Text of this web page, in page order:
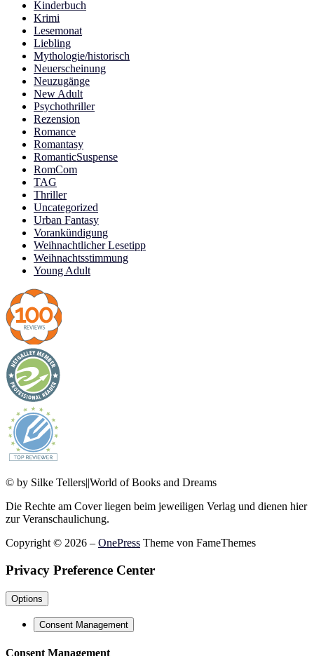
Kinderbuch
Krimi
Lesemonat
Liebling
Mythologie/historisch
Neuerscheinung
Neuzugänge
New Adult
Psychothriller
Rezension
Romance
Romantasy
RomanticSuspense
RomCom
TAG
Thriller
Uncategorized
Urban Fantasy
Vorankündigung
Weihnachtlicher Lesetipp
Weihnachtsstimmung
Young Adult
© by Silke Tellers||World of Books and Dreams
Die Rechte am Cover liegen beim jeweiligen Verlag und dienen hier
zur Veranschaulichung.
Copyright © 2026 – OnePress Theme von FameThemes
Privacy Preference Center
Options
Consent Management
Consent Management